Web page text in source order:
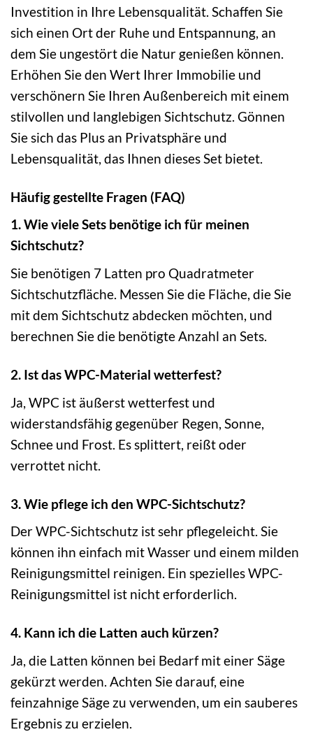
Investition in Ihre Lebensqualität. Schaffen Sie
sich einen Ort der Ruhe und Entspannung, an
dem Sie ungestört die Natur genießen können.
Erhöhen Sie den Wert Ihrer Immobilie und
verschönern Sie Ihren Außenbereich mit einem
stilvollen und langlebigen Sichtschutz. Gönnen
Sie sich das Plus an Privatsphäre und
Lebensqualität, das Ihnen dieses Set bietet.
Häufig gestellte Fragen (FAQ)
1. Wie viele Sets benötige ich für meinen
Sichtschutz?
Sie benötigen 7 Latten pro Quadratmeter
Sichtschutzfläche. Messen Sie die Fläche, die Sie
mit dem Sichtschutz abdecken möchten, und
berechnen Sie die benötigte Anzahl an Sets.
2. Ist das WPC-Material wetterfest?
Ja, WPC ist äußerst wetterfest und
widerstandsfähig gegenüber Regen, Sonne,
Schnee und Frost. Es splittert, reißt oder
verrottet nicht.
3. Wie pflege ich den WPC-Sichtschutz?
Der WPC-Sichtschutz ist sehr pflegeleicht. Sie
können ihn einfach mit Wasser und einem milden
Reinigungsmittel reinigen. Ein spezielles WPC-
Reinigungsmittel ist nicht erforderlich.
4. Kann ich die Latten auch kürzen?
Ja, die Latten können bei Bedarf mit einer Säge
gekürzt werden. Achten Sie darauf, eine
feinzahnige Säge zu verwenden, um ein sauberes
Ergebnis zu erzielen.